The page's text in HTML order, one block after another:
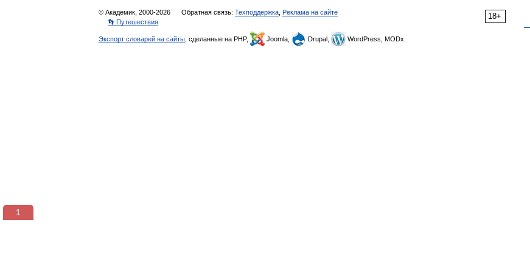
18+
© Академик, 2000-2026 Обратная связь: Техподдержка Реклама на сайте
👣 Путешествия
Экспорт словарей на сайты , сделанные на PHP, Joomla, Drupal, WordPress, MODx.